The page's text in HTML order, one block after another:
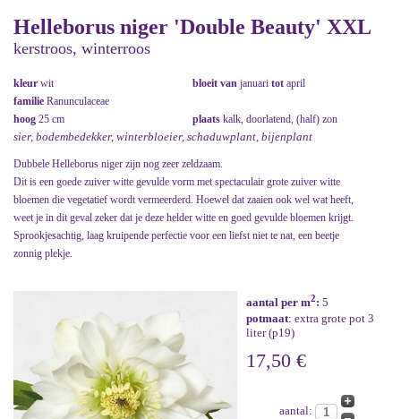
Helleborus niger 'Double Beauty' XXL
kerstroos, winterroos
kleur wit bloeit van januari tot april
familie Ranunculaceae
hoog 25 cm plaats kalk, doorlatend, (half) zon
sier, bodembedekker, winterbloeier, schaduwplant, bijenplant
Dubbele Helleborus niger zijn nog zeer zeldzaam.
Dit is een goede zuiver witte gevulde vorm met spectaculair grote zuiver witte
bloemen die vegetatief wordt vermeerderd. Hoewel dat zaaien ook wel wat heeft,
weet je in dit geval zeker dat je deze helder witte en goed gevulde bloemen krijgt.
Sprookjesachtig, laag kruipende perfectie voor een liefst niet te nat, een beetje
zonnig plekje.
aantal per m2: 5
potmaat: extra grote pot 3
liter (p19)
17,50 €
aantal: